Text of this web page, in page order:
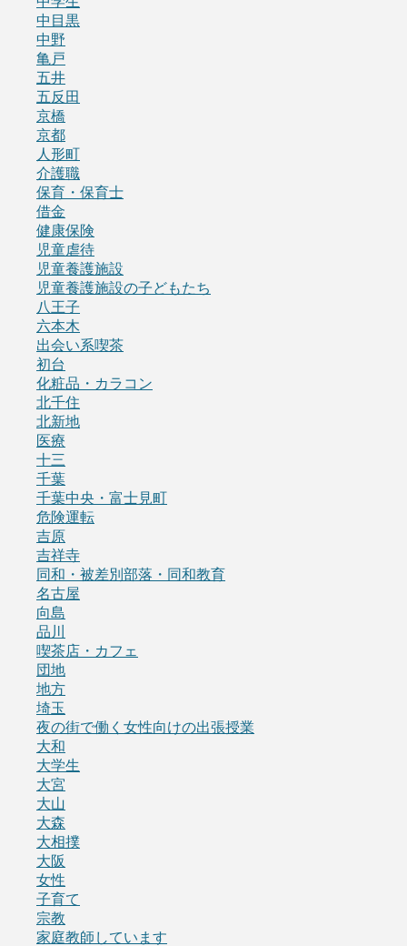
中目黒
中野
亀戸
五井
五反田
京橋
京都
人形町
介護職
保育・保育士
借金
健康保険
児童虐待
児童養護施設
児童養護施設の子どもたち
八王子
六本木
出会い系喫茶
初台
化粧品・カラコン
北千住
北新地
医療
十三
千葉
千葉中央・富士見町
危険運転
吉原
吉祥寺
同和・被差別部落・同和教育
名古屋
向島
品川
喫茶店・カフェ
団地
地方
埼玉
夜の街で働く女性向けの出張授業
大和
大学生
大宮
大山
大森
大相撲
大阪
女性
子育て
宗教
家庭教師しています